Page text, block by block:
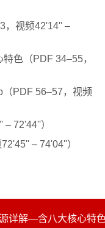
，视频42'14'' –
色（PDF 34–55，
PDF 56–57，视频
72'44''）
– 74'04''）
详解—含八大核心特